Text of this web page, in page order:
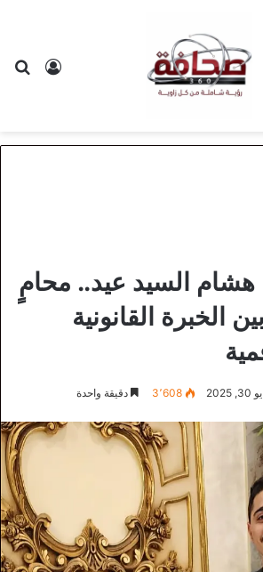
هشام السيد عيد.. محامٍ
الخبرة القانونية
2025 3٬608 دقيقة واحدة